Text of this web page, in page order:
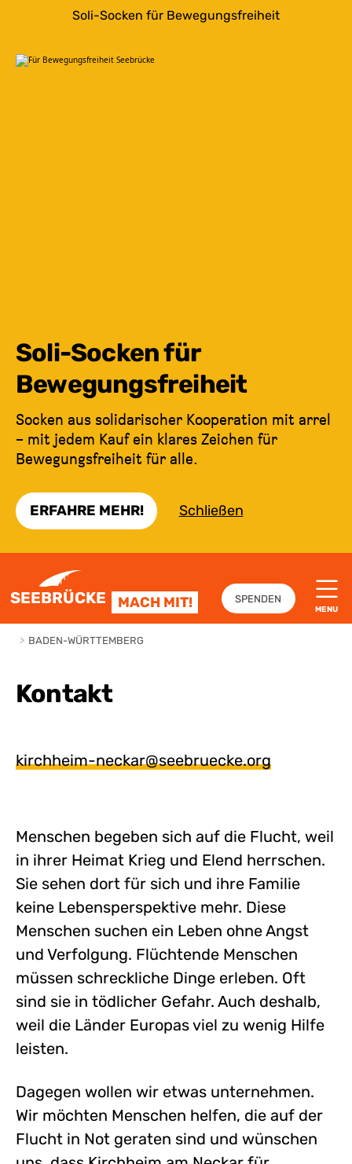
Soli-Socken für Bewegungsfreiheit
Soli-Socken für
Bewegungsfreiheit
Socken aus solidarischer Kooperation mit arrel
– mit jedem Kauf ein klares Zeichen für
Bewegungsfreiheit für alle.
ERFAHRE MEHR! Schließen
SEEBRÜCKE MACH MIT! SPENDEN
MENU
> BADEN-WÜRTTEMBERG
Kontakt
kirchheim-neckar@seebruecke.org
Menschen begeben sich auf die Flucht, weil
in ihrer Heimat Krieg und Elend herrschen.
Sie sehen dort für sich und ihre Familie
keine Lebensperspektive mehr. Diese
Menschen suchen ein Leben ohne Angst
und Verfolgung. Flüchtende Menschen
müssen schreckliche Dinge erleben. Oft
sind sie in tödlicher Gefahr. Auch deshalb,
weil die Länder Europas viel zu wenig Hilfe
leisten.
Dagegen wollen wir etwas unternehmen.
Wir möchten Menschen helfen, die auf der
Flucht in Not geraten sind und wünschen